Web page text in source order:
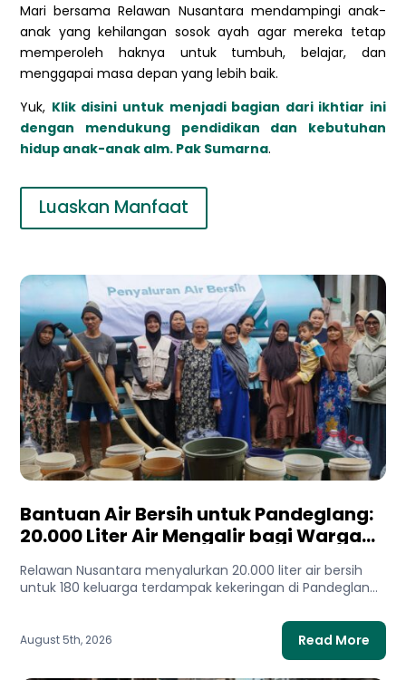
Mari bersama Relawan Nusantara mendampingi anak-
anak yang kehilangan sosok ayah agar mereka tetap
memperoleh haknya untuk tumbuh, belajar, dan
menggapai masa depan yang lebih baik.
Yuk, Klik disini untuk menjadi bagian dari ikhtiar ini
dengan mendukung pendidikan dan kebutuhan
hidup anak-anak alm. Pak Sumarna.
Luaskan Manfaat
Bantuan Air Bersih untuk Pandeglang:
20.000 Liter Air Mengalir bagi Warga
Relawan Nusantara menyalurkan 20.000 liter air bersih
untuk 180 keluarga terdampak kekeringan di Pandeglang,
August 5th, 2026 Read More